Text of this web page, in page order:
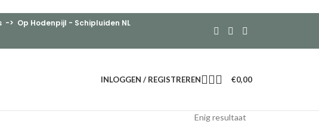
> Op Hodenpijl - Schipluiden NL
INLOGGEN / REGISTREREN €0,00
Enig resultaat